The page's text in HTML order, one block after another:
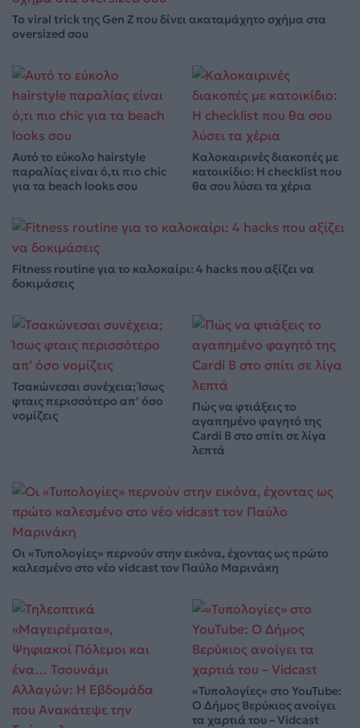
Το viral trick της Gen Z που δίνει ακαταμάχητο σχήμα στα
oversized σου
Αυτό το εύκολο hairstyle
παραλίας είναι ό,τι πιο chic
για τα beach looks σου
Καλοκαιρινές διακοπές με
κατοικίδιο: Η checklist που
θα σου λύσει τα χέρια
Fitness routine για το καλοκαίρι: 4 hacks που αξίζει να
δοκιμάσεις
Τσακώνεσαι συνέχεια; Ίσως
φταις περισσότερο απ’ όσο
νομίζεις
Πώς να φτιάξεις το
αγαπημένο φαγητό της
Cardi B στο σπίτι σε λίγα
λεπτά
Οι «Τυπολογίες» περνούν στην εικόνα, έχοντας ως πρώτο
καλεσμένο στο νέο vidcast τον Παύλο Μαρινάκη
«Τυπολογίες» στο YouTube:
Ο Δήμος Βερύκιος ανοίγει
τα χαρτιά του – Vidcast